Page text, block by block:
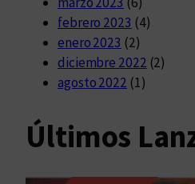
febrero 2023 (4)
enero 2023 (2)
diciembre 2022 (2)
agosto 2022 (1)
Últimos